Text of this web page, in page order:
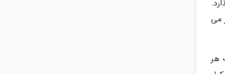
می
هر